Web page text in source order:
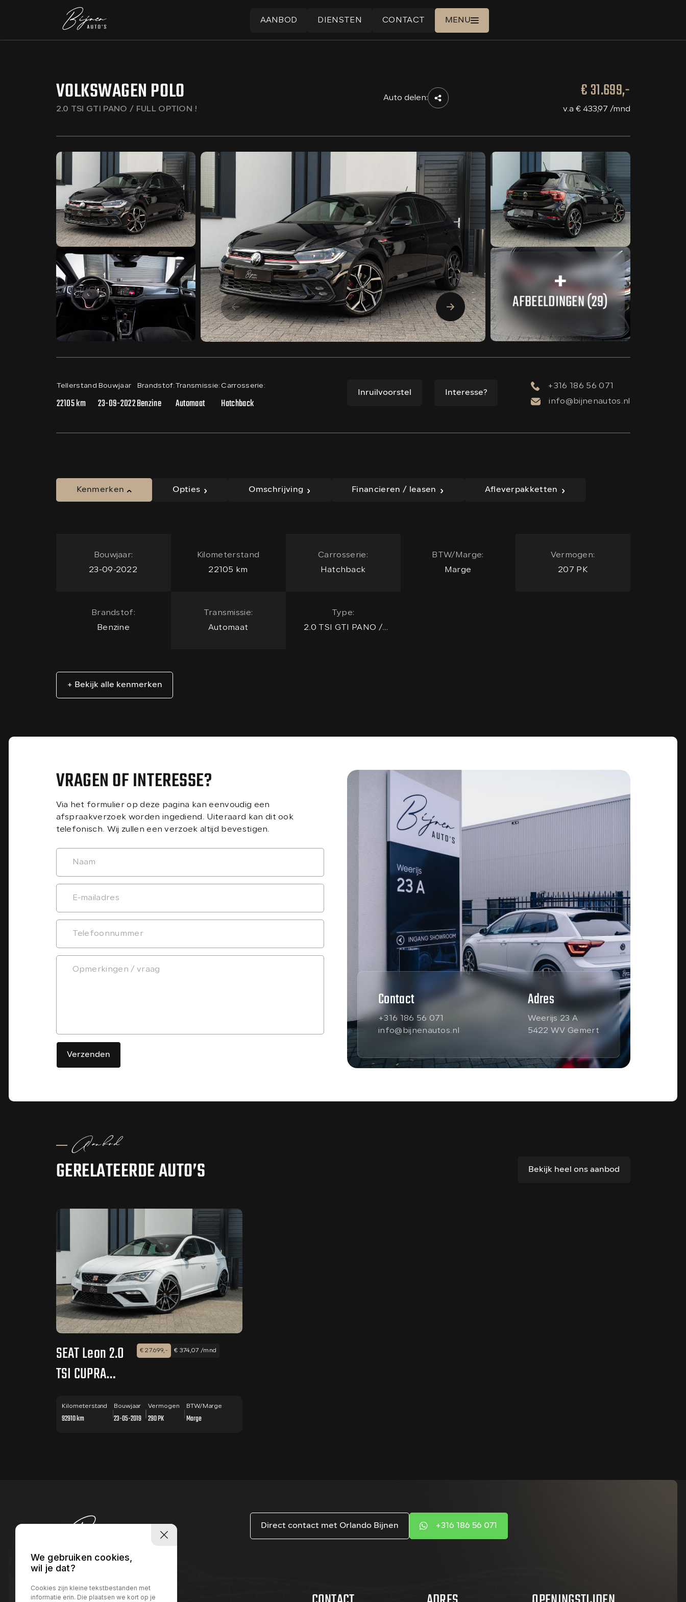
AANBOD DIENSTEN CONTACT MENU
DIENSTEN
OVER ONS
VERKOCHT
CONTACT
VOLKSWAGEN POLO
2.0 TSI GTI PANO / FULL OPTION !
Auto delen: € 31.699,-
v.a € 433,97 /mnd
AFBEELDINGEN (29)
Tellerstand
22105 km
Bouwjaar
23-09-2022
Brandstof:
Benzine
Transmissie:
Automaat
Carrosserie:
Hatchback
Inruilvoorstel Interesse?
+316 186 56 071
info@bijnenautos.nl
Kenmerken Opties Omschrijving Financieren / leasen Afleverpakketten
Bouwjaar:
23-09-2022
Kilometerstand
22105 km
Carrosserie:
Hatchback
BTW/Marge:
Marge
Vermogen:
207 PK
Brandstof:
Benzine
Transmissie:
Automaat
Type:
2.0 TSI GTI PANO /
+ Bekijk alle kenmerken
VRAGEN OF INTERESSE?
Via het formulier op deze pagina kan eenvoudig een
afspraakverzoek worden ingediend. Uiteraard kan dit ook
telefonisch. Wij zullen een verzoek altijd bevestigen.
Verzenden
Contact
+316 186 56 071
info@bijnenautos.nl
Adres
Weerijs 23 A
5422 WV Gemert
Aanbod
GERELATEERDE AUTO’S Bekijk heel ons aanbod
SEAT Leon 2.0
TSI CUPRA
CAMERA
€ 27.699,- € 374,07 /mnd
Kilometerstand
92910 km
Bouwjaar
23-05-2019
Vermogen
290 PK
BTW/Marge
Marge
Direct contact met Orlando Bijnen +316 186 56 071
We gebruiken cookies,
wil je dat?
Cookies zijn kleine tekstbestanden met
informatie erin. Die plaatsen we kort op je